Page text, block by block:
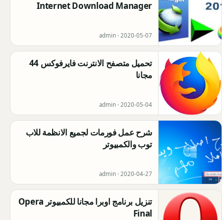
Internet Download Manager
admin · 2020-05-07
تحميل متصفح الانترنت فايرفوكس 44
مجانا
admin · 2020-05-04
شرح عمل فورمات لجميع الانظمة للاب
توب والكمبيوتر
admin · 2020-04-27
تنزيل برنامج اوبرا مجانا للكمبيوتر Opera
Final